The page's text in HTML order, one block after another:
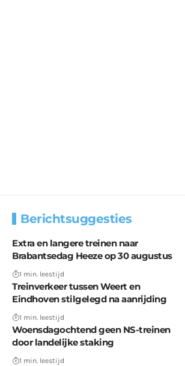
Berichtsuggesties
Extra en langere treinen naar
Brabantsedag Heeze op 30 augustus
1 min. leestijd
Treinverkeer tussen Weert en
Eindhoven stilgelegd na aanrijding
1 min. leestijd
Woensdagochtend geen NS-treinen
door landelijke staking
1 min. leestijd